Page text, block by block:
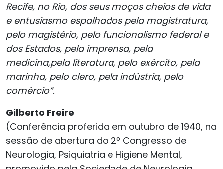
Recife, no Rio, dos seus moços cheios de vida
e entusiasmo espalhados pela magistratura,
pelo magistério, pelo funcionalismo federal e
dos Estados, pela imprensa, pela
medicina,pela literatura, pelo exército, pela
marinha, pelo clero, pela indústria, pelo
comércio”.
Gilberto Freire
(Conferência proferida em outubro de 1940, na
sessão de abertura do 2º Congresso de
Neurologia, Psiquiatria e Higiene Mental,